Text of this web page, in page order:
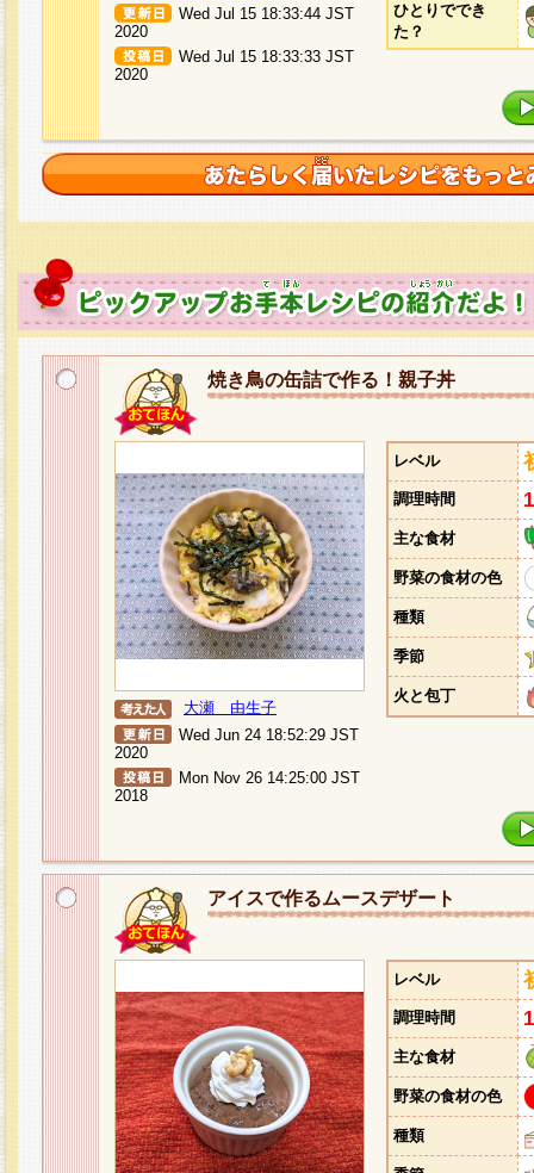
Wed Jul 15 18:33:44 JST
2020
Wed Jul 15 18:33:33 JST
2020
ひとりででき
た？
焼き鳥の缶詰で作る！親子丼
大瀬 由生子
Wed Jun 24 18:52:29 JST
2020
Mon Nov 26 14:25:00 JST
2018
レベル
調理時間
主な食材
野菜の食材の色
種類
季節
火と包丁
アイスで作るムースデザート
レベル
調理時間
主な食材
野菜の食材の色
種類